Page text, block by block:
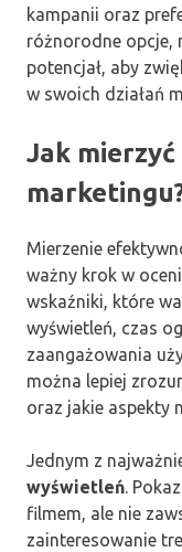
kampanii oraz
różnorodne opcje,
potencjał, aby
w swoich działań
Jak
Mierzenie
ważny krok w
wskaźniki, które
wyświetleń, czas
zaangażowania
można lepiej
oraz jakie aspekty
Jednym z
wyświetleń.
filmem, ale nie
zainteresowanie